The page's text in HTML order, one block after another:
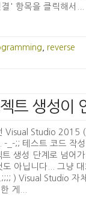
' 항목을 클릭해서...
reverse
트 생성이
Visual Studio 2015
-_-;; 테스트 코드 작
생성 단계로 넘어
아닙니다... 그냥
) Visual Studio 자
게...